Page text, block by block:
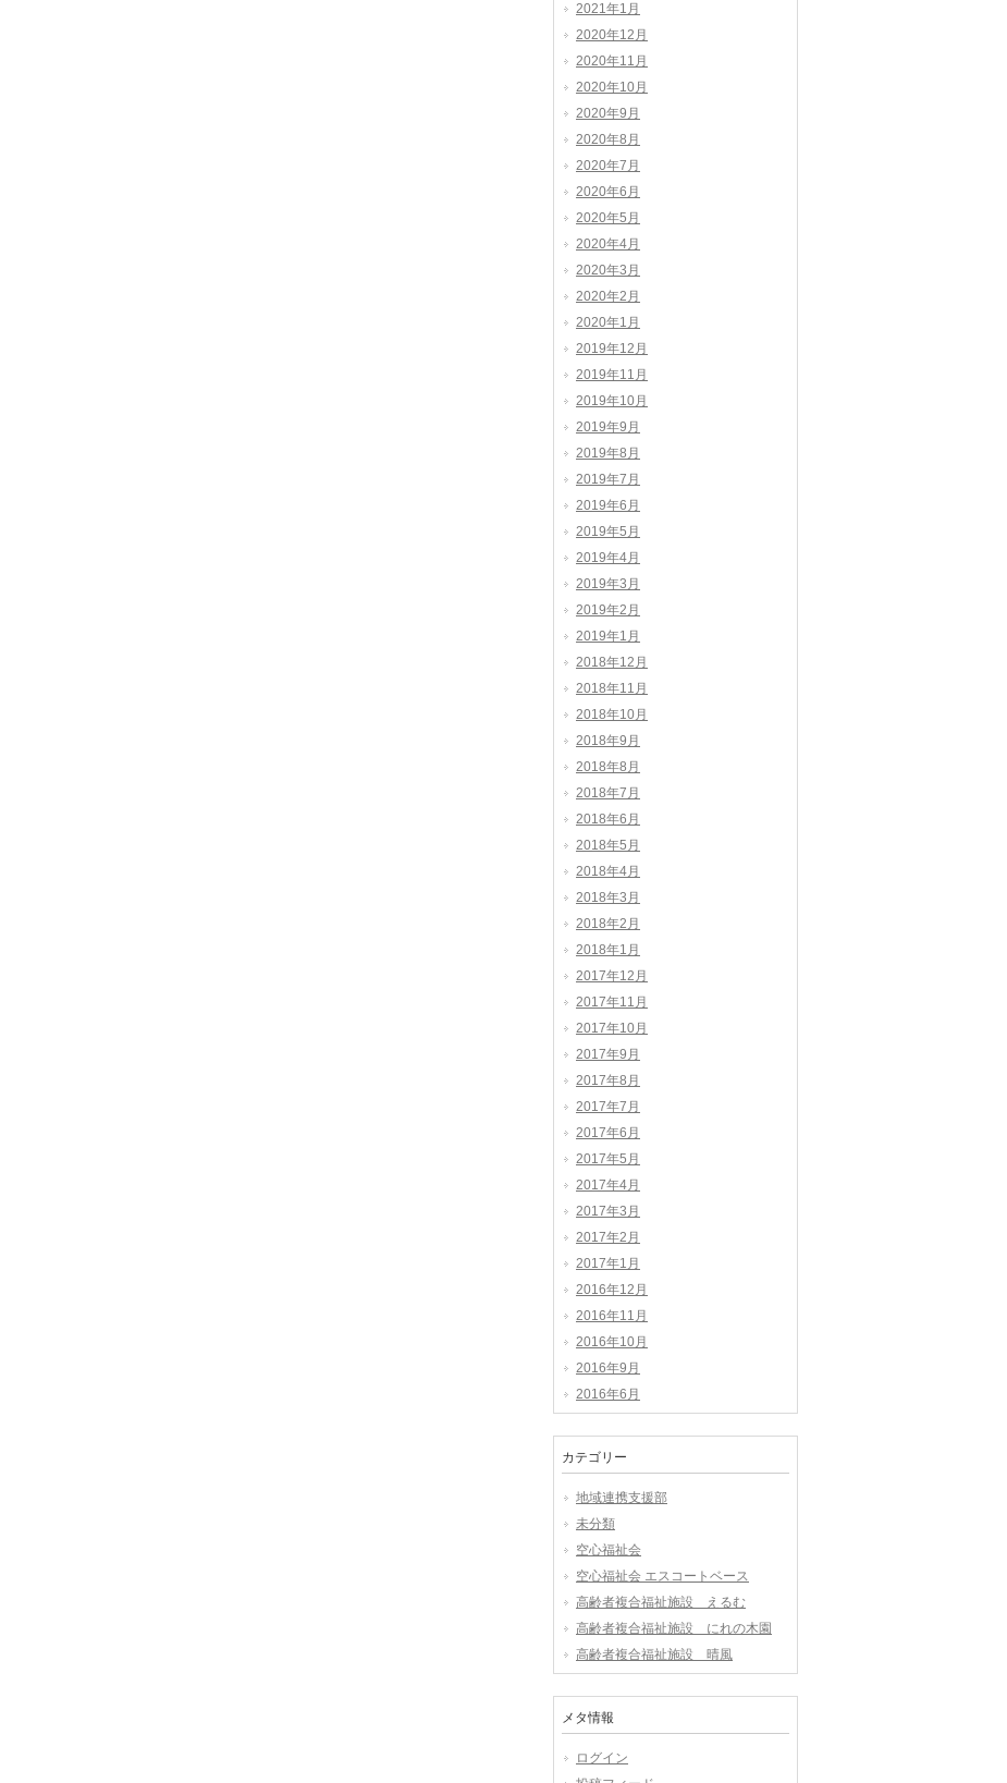
2021年1月
2020年12月
2020年11月
2020年10月
2020年9月
2020年8月
2020年7月
2020年6月
2020年5月
2020年4月
2020年3月
2020年2月
2020年1月
2019年12月
2019年11月
2019年10月
2019年9月
2019年8月
2019年7月
2019年6月
2019年5月
2019年4月
2019年3月
2019年2月
2019年1月
2018年12月
2018年11月
2018年10月
2018年9月
2018年8月
2018年7月
2018年6月
2018年5月
2018年4月
2018年3月
2018年2月
2018年1月
2017年12月
2017年11月
2017年10月
2017年9月
2017年8月
2017年7月
2017年6月
2017年5月
2017年4月
2017年3月
2017年2月
2017年1月
2016年12月
2016年11月
2016年10月
2016年9月
2016年6月
カテゴリー
地域連携支援部
未分類
空心福祉会
空心福祉会 エスコートベース
高齢者複合福祉施設 えるむ
高齢者複合福祉施設 にれの木園
高齢者複合福祉施設 晴風
メタ情報
ログイン